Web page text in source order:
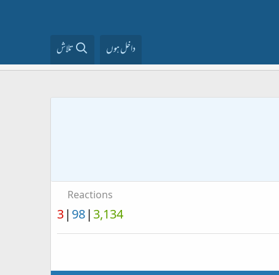
داخل ہوں تلاش
Reactions
3,134
98
3